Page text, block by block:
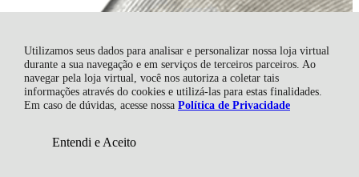
Utilizamos seus dados para analisar e personalizar nossa loja virtual
durante a sua navegação e em serviços de terceiros parceiros. Ao
navegar pela loja virtual, você nos autoriza a coletar tais
informações através do cookies e utilizá-las para estas finalidades.
Em caso de dúvidas, acesse nossa Política de Privacidade
Entendi e Aceito